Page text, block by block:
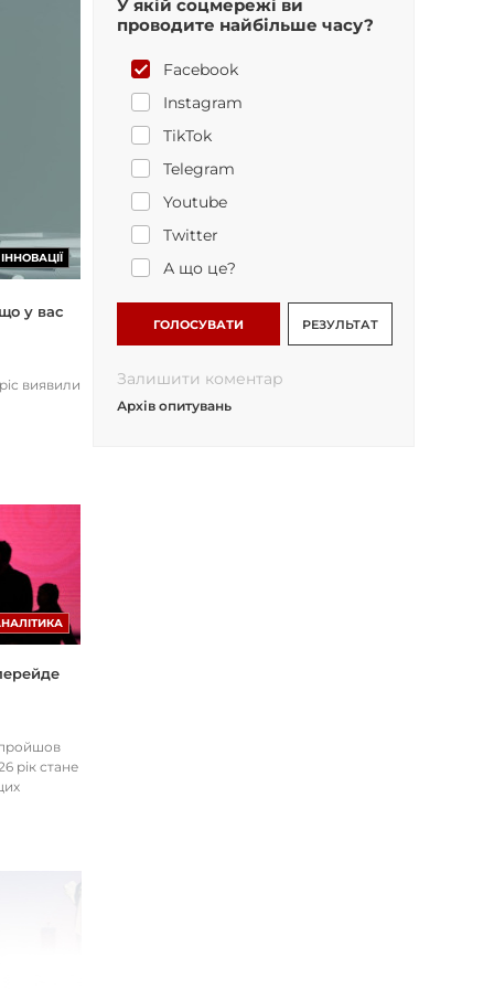
ІННОВАЦІЇ
у вас
виявили
рік стане
У якій соцмережі ви
проводите найбільше часу?
Facebook
Instagram
TikTok
Telegram
Youtube
Twitter
А що це?
ГОЛОСУВАТИ РЕЗУЛЬТАТ
Залишити коментар
Архів опитувань